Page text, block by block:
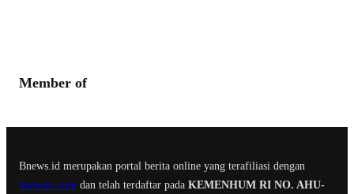
Member of
Bnews.id merupakan portal berita online yang terafiliasi dengan
bnewstv.com dan telah terdaftar pada KEMENHUM RI NO. AHU-